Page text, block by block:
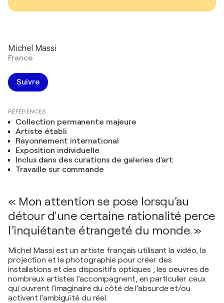
Michel Massi
France
Suivre
RÉFÉRENCES
Collection permanente majeure
Artiste établi
Rayonnement international
Exposition individuelle
Inclus dans des curations de galeries d'art
Travaille sur commande
« Mon attention se pose lorsqu’au
détour d'une certaine rationalité perce
l’inquiétante étrangeté du monde. »
Michel Massi est un artiste français utilisant la vidéo, la
projection et la photographie pour créer des
installations et des dispositifs optiques ; les oeuvres de
nombreux artistes l’accompagnent, en particulier ceux
qui ouvrent l’imaginaire du côté de l’absurde et/ou
activent l’ambiguïté du réel.